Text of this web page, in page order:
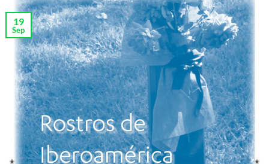
19
Sep